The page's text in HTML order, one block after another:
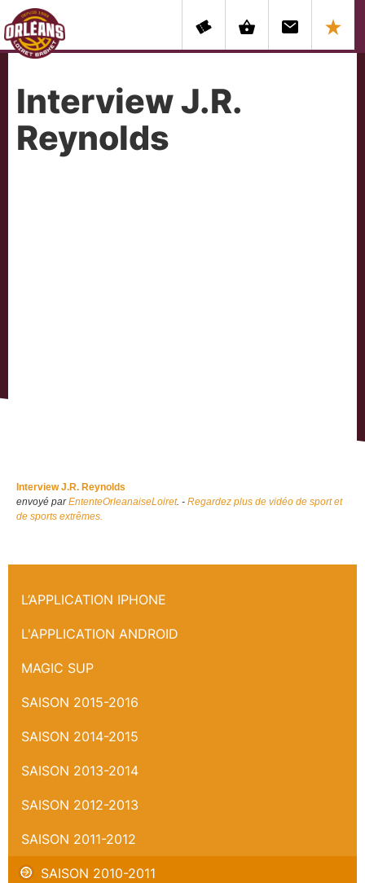
Interview J.R.
Reynolds
Interview J.R. Reynolds
envoyé parEntenteOrleanaiseLoiret. - Regardez plus de vidéo de sport et
de sports extrêmes.
L’APPLICATION IPHONE
L'APPLICATION ANDROID
MAGIC SUP
SAISON 2015-2016
SAISON 2014-2015
SAISON 2013-2014
SAISON 2012-2013
SAISON 2011-2012
SAISON 2010-2011